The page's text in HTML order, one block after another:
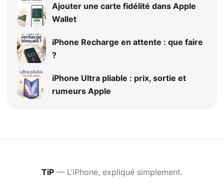
Ajouter une carte fidélité dans Apple
Wallet
iPhone Recharge en attente : que faire
?
iPhone Ultra pliable : prix, sortie et
rumeurs Apple
TiP — L’iPhone, expliqué simplement.